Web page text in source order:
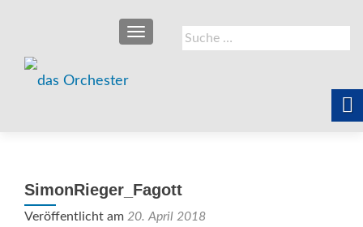
Suche
nach:
SCHALTE NAVIGATION
SimonRieger_Fagott
Veröffentlicht am 20. April 2018